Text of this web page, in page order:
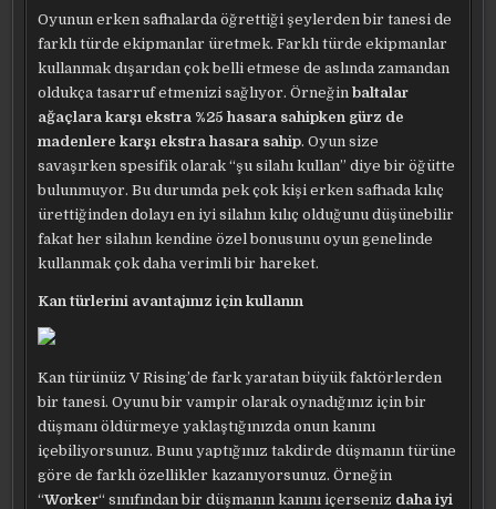
Oyunun erken safhalarda öğrettiği şeylerden bir tanesi de
farklı türde ekipmanlar üretmek. Farklı türde ekipmanlar
kullanmak dışarıdan çok belli etmese de aslında zamandan
oldukça tasarruf etmenizi sağlıyor. Örneğinbaltalar
ağaçlara karşı ekstra %25 hasara sahipken gürz de
madenlere karşı ekstra hasara sahip. Oyun size
savaşırken spesifik olarak “şu silahı kullan” diye bir öğütte
bulunmuyor. Bu durumda pek çok kişi erken safhada kılıç
ürettiğinden dolayı en iyi silahın kılıç olduğunu düşünebilir
fakat her silahın kendine özel bonusunu oyun genelinde
kullanmak çok daha verimli bir hareket.
Kan türlerini avantajınız için kullanın
Kan türünüz V Rising’de fark yaratan büyük faktörlerden
bir tanesi. Oyunu bir vampir olarak oynadığınız için bir
düşmanı öldürmeye yaklaştığınızda onun kanını
içebiliyorsunuz. Bunu yaptığınız takdirde düşmanın türüne
göre de farklı özellikler kazanıyorsunuz. Örneğin
“Worker“ sınıfından bir düşmanın kanını içerseniz daha iyi